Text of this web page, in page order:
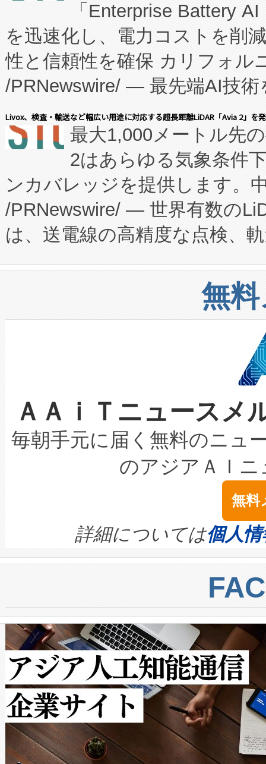
たNeXは、バイオ医薬品製造
従来のフェッドバッチ施設の
に、患者やサプライチェーン
キー方式で拡張性が高く、持
す。FCCM‑を活用した現地生
患者にとっての費用負担を大
のアクセスを大幅に拡大する
Fully-Connected Continuous
プログラムには、施設設計・
に関する技術移転および知的
構造化トレーニングカリキュ
上げおよび商用化段階におけ
設備整備および立ち上げ調整
加組織は、Enzeneのバイオ
選定された製品について、自
取得できる可能性もあります
設には、3億～4億ドルかか
最高経営責任者（CEO）であ
す。「当社のfully-connected
ームを利用すれば、6,000万
きます。この効率性は、フェ
「Enterprise Battery
を迅速化し、電力コストを削
性と信頼性を確保 カリフォル
/PRNewswire/ — 最先端AI技術
会社エーアイ・アンド：本社
President原信平）と、エンタ
ードするVoltaiqは、日本にあ
ーエネルギー貯蔵システム（
た。 Voltaiq独自のAI搭載プラ
定、統合、導入、運用に至る
安全性を追跡し、確保する事
増加しているデータセンター
る電力網に大きな負担をかけ
事業者の負担軽減という課題
系統連系を迅速にし、ピーク
限を超えて利用可能な電力容
持できるよう貢献します。こ
ービスレベル契約（SLA）違
テリー性能の劣化によるダウ
念は、現在データセンターが
ます。 Voltaiq provides a
quality and reliability for AI
BESS stack to ensure battery
centers. Voltaiqは、ai&のAI
からシステム統合、試運転、
クルの各段階のデータを監視
[…]
Livox、検査・輸送など幅広い用途に対応する超長距離LiDAR「Avia 2」を
最大1,000メートル先
2はあらゆる気象条件
ンカバレッジを提供します。
/PRNewswire/ — 世界有数の
は、送電線の高精度な点検、
や穀物倉庫におけるバルク材
リューション「Avia 2」を発
したAvia 2は、1,000メート
狭視野のFOVを切り替えるこ
ケーブル、枝などの細かな対
なレーザースポットにより、
な環境下でも豊かなディテー
キロメートル範囲を検出
LiDAR for Inspections,
は1535 nmレーザーを搭載。
イズの小径化を実現すること
す。ノーマルモードでは、
ートル先まで検出でき、これ
トに対して約600メートルに
では、反射率10％のターゲッ
で向上し、最大検知距離は
ットだけで最大1キロメート
ルの変電所周囲を監視でき、
作業と点群処理を簡素化でき
Avia 2は、2種類のFOVオプシ
× 80°のノーマルモード、長
無
ＡＡｉＴニュース
毎朝手元に届く無料のニュ
のアジアＡＩ
無料
詳細については個人